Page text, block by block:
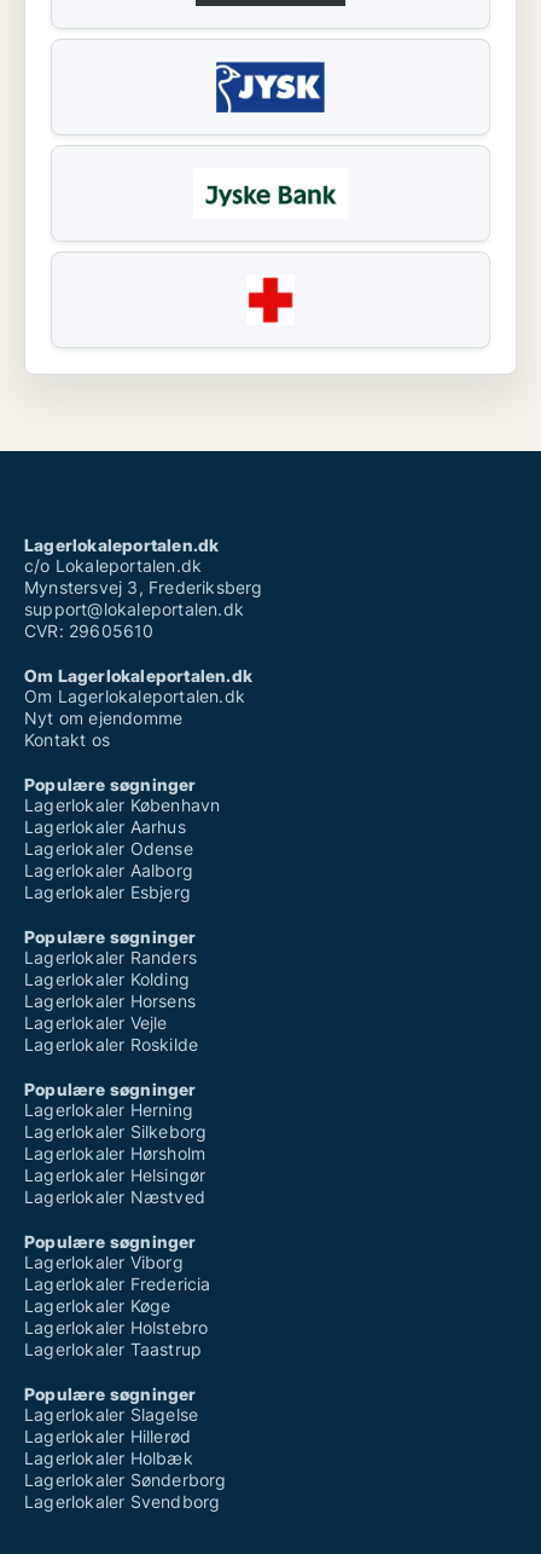
Lagerlokaleportalen.dk
c/o Lokaleportalen.dk
Mynstersvej 3, Frederiksberg
support@lokaleportalen.dk
CVR: 29605610
Om Lagerlokaleportalen.dk
Om Lagerlokaleportalen.dk
Nyt om ejendomme
Kontakt os
Populære søgninger
Lagerlokaler København
Lagerlokaler Aarhus
Lagerlokaler Odense
Lagerlokaler Aalborg
Lagerlokaler Esbjerg
Populære søgninger
Lagerlokaler Randers
Lagerlokaler Kolding
Lagerlokaler Horsens
Lagerlokaler Vejle
Lagerlokaler Roskilde
Populære søgninger
Lagerlokaler Herning
Lagerlokaler Silkeborg
Lagerlokaler Hørsholm
Lagerlokaler Helsingør
Lagerlokaler Næstved
Populære søgninger
Lagerlokaler Viborg
Lagerlokaler Fredericia
Lagerlokaler Køge
Lagerlokaler Holstebro
Lagerlokaler Taastrup
Populære søgninger
Lagerlokaler Slagelse
Lagerlokaler Hillerød
Lagerlokaler Holbæk
Lagerlokaler Sønderborg
Lagerlokaler Svendborg